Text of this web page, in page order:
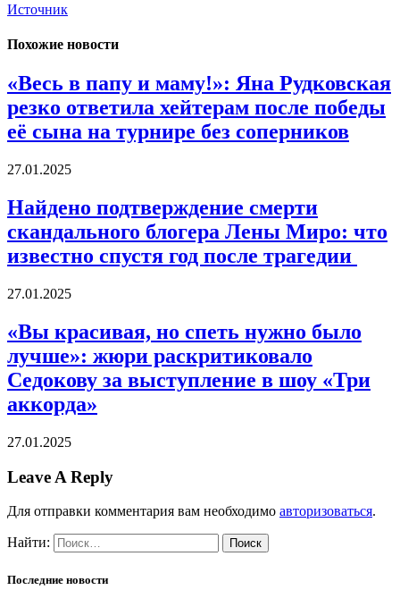
Источник
Похожие новости
«Весь в папу и маму!»: Яна Рудковская
резко ответила хейтерам после победы
её сына на турнире без соперников
27.01.2025
Найдено подтверждение смерти
скандального блогера Лены Миро: что
известно спустя год после трагедии
27.01.2025
«Вы красивая, но спеть нужно было
лучше»: жюри раскритиковало
Седокову за выступление в шоу «Три
аккорда»
27.01.2025
Leave A Reply
Для отправки комментария вам необходимо авторизоваться.
Найти:
Последние новости